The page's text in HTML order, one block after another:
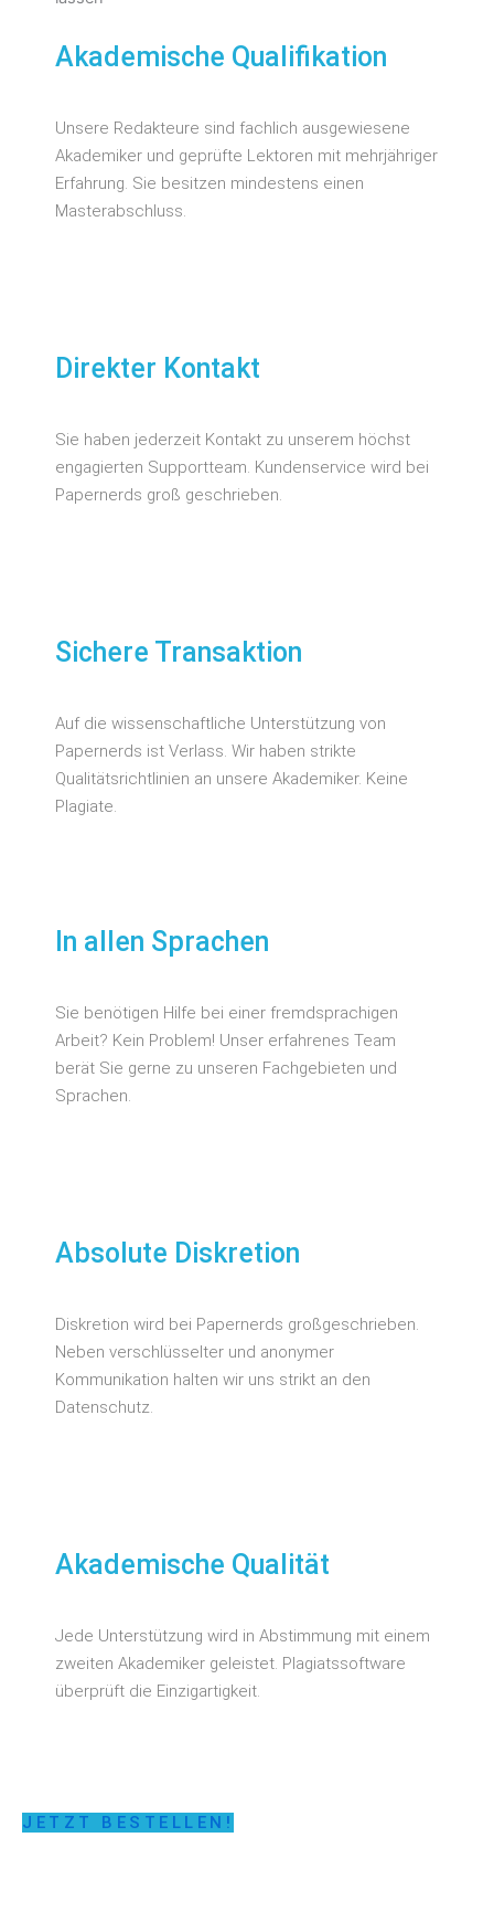
Akademische Qualifikation
Unsere Redakteure sind fachlich ausgewiesene
Akademiker und geprüfte Lektoren mit mehrjähriger
Erfahrung. Sie besitzen mindestens einen
Masterabschluss.
Direkter Kontakt
Sie haben jederzeit Kontakt zu unserem höchst
engagierten Supportteam. Kundenservice wird bei
Papernerds groß geschrieben.
Sichere Transaktion
Auf die wissenschaftliche Unterstützung von
Papernerds ist Verlass. Wir haben strikte
Qualitätsrichtlinien an unsere Akademiker. Keine
Plagiate.
In allen Sprachen
Sie benötigen Hilfe bei einer fremdsprachigen
Arbeit? Kein Problem! Unser erfahrenes Team
berät Sie gerne zu unseren Fachgebieten und
Sprachen.
Absolute Diskretion
Diskretion wird bei Papernerds großgeschrieben.
Neben verschlüsselter und anonymer
Kommunikation halten wir uns strikt an den
Datenschutz.
Akademische Qualität
Jede Unterstützung wird in Abstimmung mit einem
zweiten Akademiker geleistet. Plagiatssoftware
überprüft die Einzigartigkeit.
JETZT BESTELLEN!